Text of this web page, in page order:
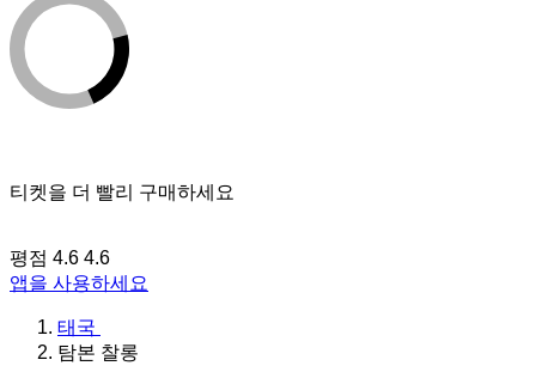
티켓을 더 빨리 구매하세요
평점 4.6 4.6
앱을 사용하세요
태국
탐본 찰롱